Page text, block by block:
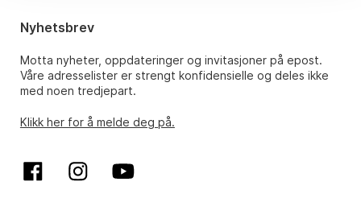
Nyhetsbrev
Motta nyheter, oppdateringer og invitasjoner på epost.
Våre adresselister er strengt konfidensielle og deles ikke
med noen tredjepart.
Klikk her for å melde deg på.